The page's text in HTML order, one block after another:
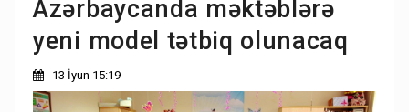
Azərbaycanda məktəblərə
yeni model tətbiq olunacaq
13 İyun 15:19